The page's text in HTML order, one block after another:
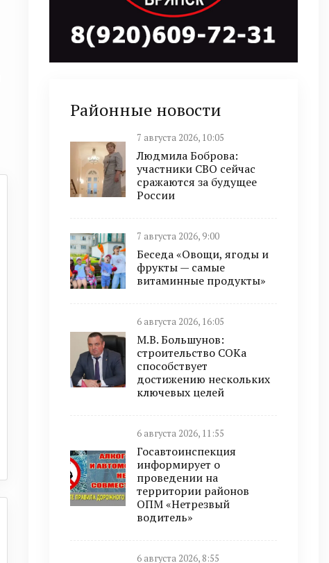
Районные новости
7 августа 2026, 10:05
Людмила Боброва:
участники СВО сейчас
сражаются за будущее
России
7 августа 2026, 9:00
Беседа «Овощи, ягоды и
фрукты — самые
витаминные продукты»
6 августа 2026, 16:05
М.В. Большунов:
строительство СОКа
способствует
достижению нескольких
ключевых целей
6 августа 2026, 11:55
Госавтоинспекция
информирует о
проведении на
территории районов
ОПМ «Нетрезвый
водитель»
6 августа 2026, 8:55